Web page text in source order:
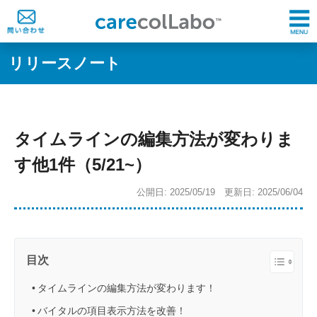
リリースノート
タイムラインの編集方法が変わりま
す他1件（5/21~）
公開日: 2025/05/19 更新日: 2025/06/04
目次
タイムラインの編集方法が変わります！
バイタルの項目表示方法を改善！